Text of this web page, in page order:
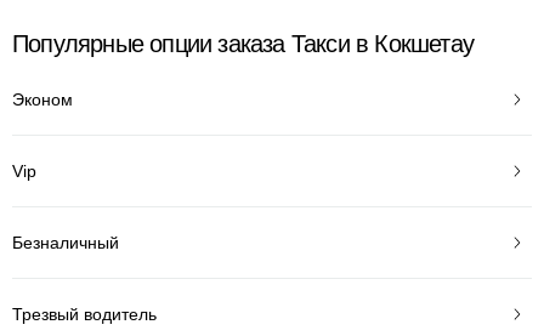
Популярные опции заказа Такси в Кокшетау
Эконом
Vip
Безналичный
Трезвый водитель